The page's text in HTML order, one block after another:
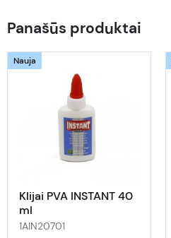
Panašūs produktai
Nauja
Klijai PVA INSTANT 40
ml
1AIN20701